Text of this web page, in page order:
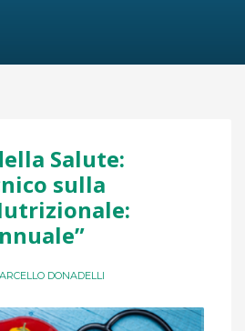
Salute:
sulla
DONADELLI